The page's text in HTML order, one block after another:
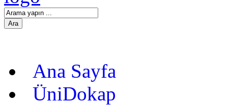
Ana Sayfa
ÜniDokap